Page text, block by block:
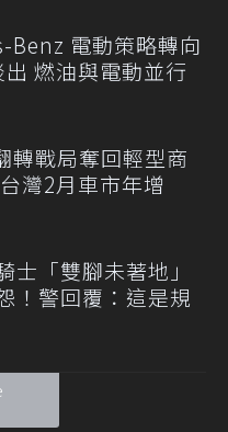
Benz 電動策略轉向
出 燃油與電動並行
轉戰局奪回輕型商
灣2月車市年增
士「雙腳未著地」
！警回覆：這是規